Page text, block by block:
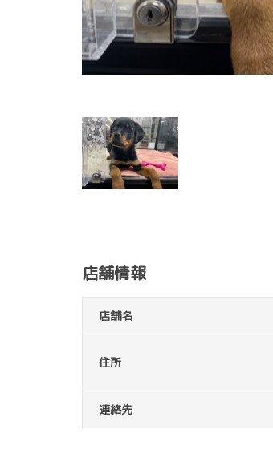
店舗情報
店舗名
住所
連絡先